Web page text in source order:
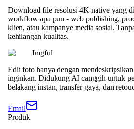
Download file resolusi 4K native yang
workflow apa pun - web publishing,
klien, atau kampanye media sosial.
kehilangan kualitas.
Imgful
Edit foto hanya dengan
inginkan. Didukung AI canggih untuk
belakang instan, transfer gaya, dan
Email
Produk